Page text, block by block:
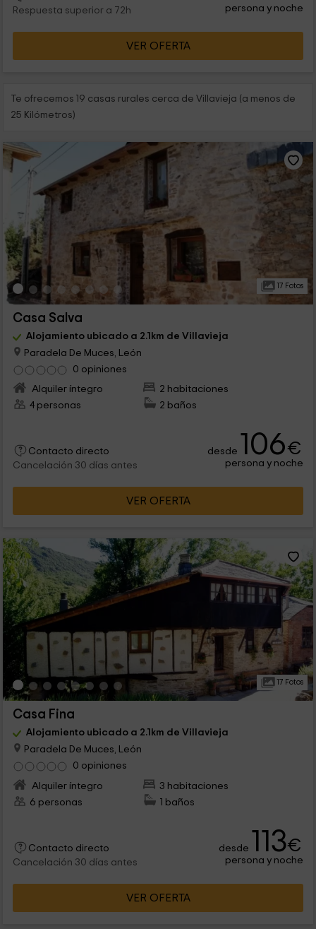
Respuesta superior a 72h
persona y noche
VER OFERTA
Te ofrecemos 19 casas rurales cerca de Villavieja (a menos de
25 Kilómetros)
17 Fotos
Casa Salva
Alojamiento ubicado a 2.1km de Villavieja
Paradela De Muces, León
0 opiniones
Alquiler íntegro
2 habitaciones
4 personas
2 baños
Contacto directo
Cancelación 30 días antes
desde 106€
persona y noche
VER OFERTA
17 Fotos
Casa Fina
Alojamiento ubicado a 2.1km de Villavieja
Paradela De Muces, León
0 opiniones
Alquiler íntegro
3 habitaciones
6 personas
1 baños
Contacto directo
Cancelación 30 días antes
desde 113€
persona y noche
VER OFERTA